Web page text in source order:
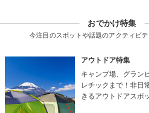
おでかけ特集
今注目のスポットや話題のアクティビ
アウトドア特集
キャンプ場、グラン
レチックまで！非日
きるアウトドアスポ